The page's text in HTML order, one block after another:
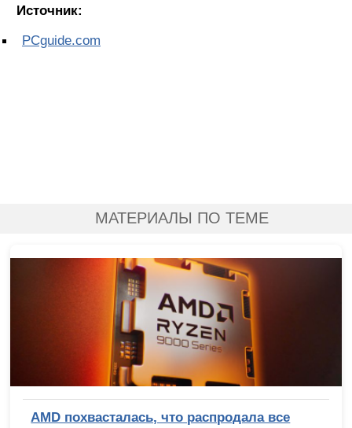
Источник:
PCguide.com
МАТЕРИАЛЫ ПО ТЕМЕ
AMD похвасталась, что распродала все